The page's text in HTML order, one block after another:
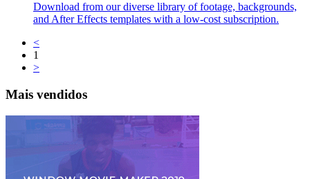
Download from our diverse library of footage, backgrounds,
and After Effects templates with a low-cost subscription.
<
1
>
Mais vendidos